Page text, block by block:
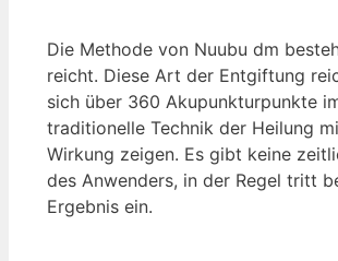
Die Methode von Nuubu dm
reicht. Diese Art der Entgiftung
sich über 360 Akupunkturpunkte
traditionelle Technik der Heilung
Wirkung zeigen. Es gibt keine
des Anwenders, in der Regel tritt
Ergebnis ein.